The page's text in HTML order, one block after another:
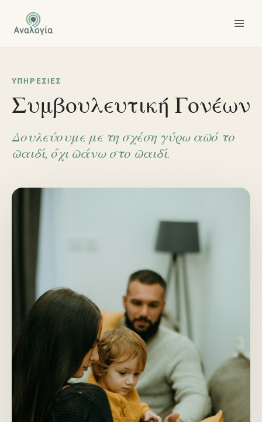
ΥΠΗΡΕΣΊΕΣ
Συμβουλευτική Γονέων
Δουλεύουμε με τη σχέση γύρω από το
παιδί, όχι πάνω στο παιδί.